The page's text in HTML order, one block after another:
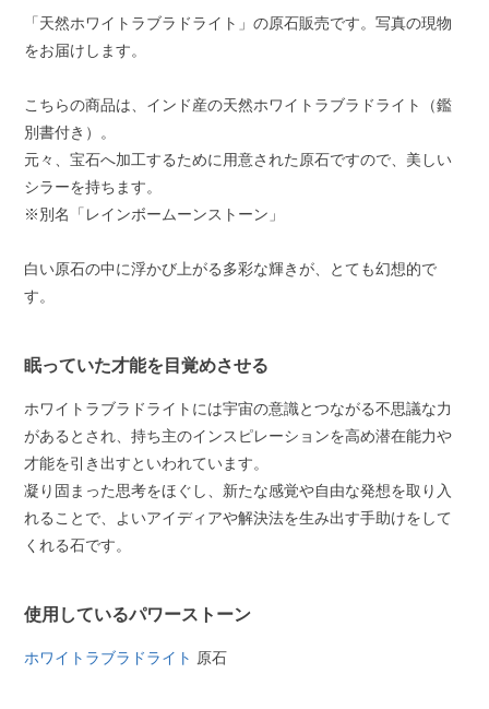
「天然ホワイトラブラドライト」の原石販売です。写真の現物
をお届けします。
こちらの商品は、インド産の天然ホワイトラブラドライト（鑑
別書付き）。
元々、宝石へ加工するために用意された原石ですので、美しい
シラーを持ちます。
※別名「レインボームーンストーン」
白い原石の中に浮かび上がる多彩な輝きが、とても幻想的で
す。
眠っていた才能を目覚めさせる
ホワイトラブラドライトには宇宙の意識とつながる不思議な力
があるとされ、持ち主のインスピレーションを高め潜在能力や
才能を引き出すといわれています。
凝り固まった思考をほぐし、新たな感覚や自由な発想を取り入
れることで、よいアイディアや解決法を生み出す手助けをして
くれる石です。
使用しているパワーストーン
ホワイトラブラドライト 原石